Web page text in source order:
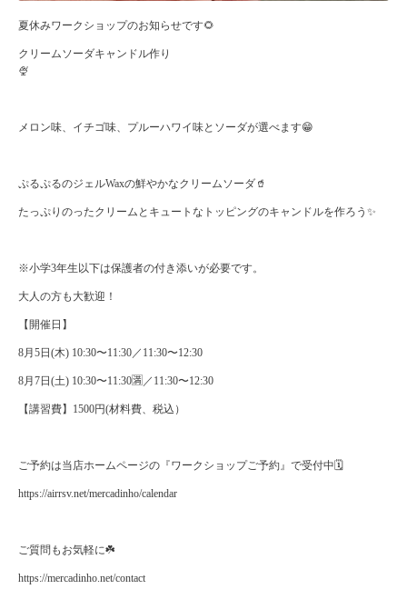
夏休みワークショップのお知らせです🌻
クリームソーダキャンドル作り
🍨
メロン味、イチゴ味、プルーハワイ味とソーダが選べます😁
ぷるぷるのジェルWaxの鮮やかなクリームソーダ🥤
たっぷりのったクリームとキュートなトッピングのキャンドルを作ろう✨
※小学3年生以下は保護者の付き添いが必要です。
大人の方も大歓迎！
【開催日】
8月5日(木) 10:30〜11:30／11:30〜12:30
8月7日(土) 10:30〜11:30🈵／11:30〜12:30
【講習費】1500円(材料費、税込）
ご予約は当店ホームページの『ワークショップご予約』で受付中🗓
https://airrsv.net/mercadinho/calendar
ご質問もお気軽に☘️
https://mercadinho.net/contact